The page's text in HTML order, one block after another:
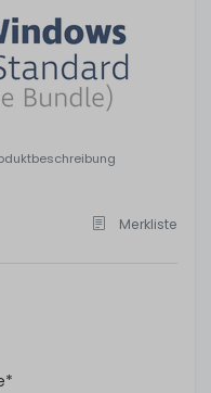
Merkliste